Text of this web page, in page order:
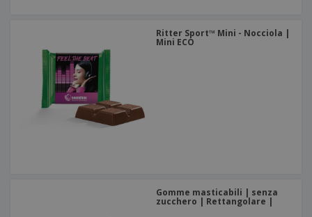
Ritter Sport™ Mini - Nocciola |
Mini ECO
Gomme masticabili | senza
zucchero | Rettangolare |